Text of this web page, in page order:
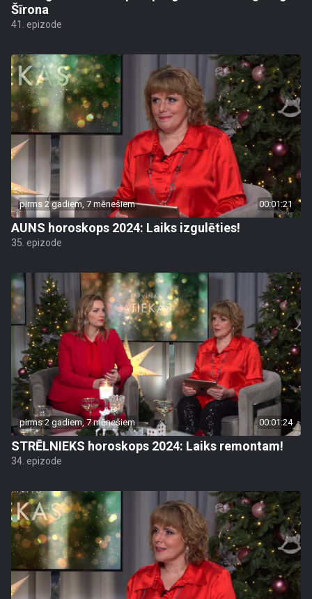
Šīrona
41. epizode
pirms 2 gadiem, 7 mēnešiem 00:01:21
AUNS horoskops 2024: Laiks izgulēties!
35. epizode
pirms 2 gadiem, 7 mēnešiem 00:01:24
STRĒLNIEKS horoskops 2024: Laiks remontam!
34. epizode